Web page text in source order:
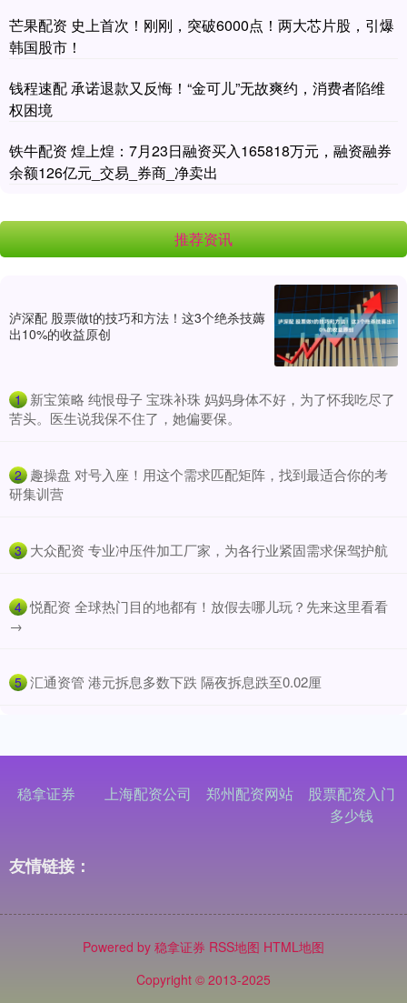
芒果配资 史上首次！刚刚，突破6000点！两大芯片股，引爆
韩国股市！
钱程速配 承诺退款又反悔！“金可儿”无故爽约，消费者陷维
权困境
铁牛配资 煌上煌：7月23日融资买入165818万元，融资融券
余额126亿元_交易_券商_净卖出
推荐资讯
泸深配 股票做t的技巧和方法！这3个绝杀技薅
出10%的收益原创
1 ​新宝策略 纯恨母子 宝珠补珠 妈妈身体不好，为了怀我吃尽了
苦头。医生说我保不住了，她偏要保。
2 ​趣操盘 对号入座！用这个需求匹配矩阵，找到最适合你的考
研集训营
3 ​大众配资 专业冲压件加工厂家，为各行业紧固需求保驾护航
4 ​悦配资 全球热门目的地都有！放假去哪儿玩？先来这里看看
→
5 ​汇通资管 港元拆息多数下跌 隔夜拆息跌至0.02厘
稳拿证券 上海配资公司 郑州配资网站
股票配资入门
多少钱
友情链接：
Powered by 稳拿证券 RSS地图 HTML地图
Copyright © 2013-2025